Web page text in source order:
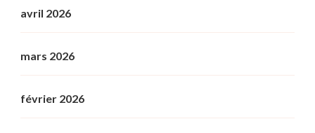
avril 2026
mars 2026
février 2026